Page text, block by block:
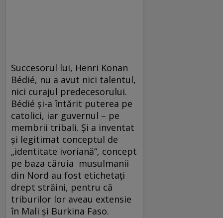
Succesorul lui, Henri Konan
Bédié, nu a avut nici talentul,
nici curajul predecesorului.
Bédié şi-a întărit puterea pe
catolici, iar guvernul – pe
membrii tribali. Şi a inventat
şi legitimat conceptul de
„identitate ivoriană“, concept
pe baza căruia musulmanii
din Nord au fost etichetaţi
drept străini, pentru că
triburilor lor aveau extensie
în Mali şi Burkina Faso.